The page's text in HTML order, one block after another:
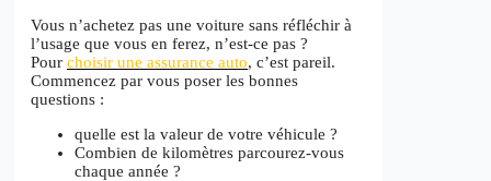
Vous n’achetez pas une voiture sans réfléchir à
l’usage que vous en ferez, n’est-ce pas ?
Pour choisir une assurance auto, c’est pareil.
Commencez par vous poser les bonnes
questions :
quelle est la valeur de votre véhicule ?
Combien de kilomètres parcourez-vous
chaque année ?